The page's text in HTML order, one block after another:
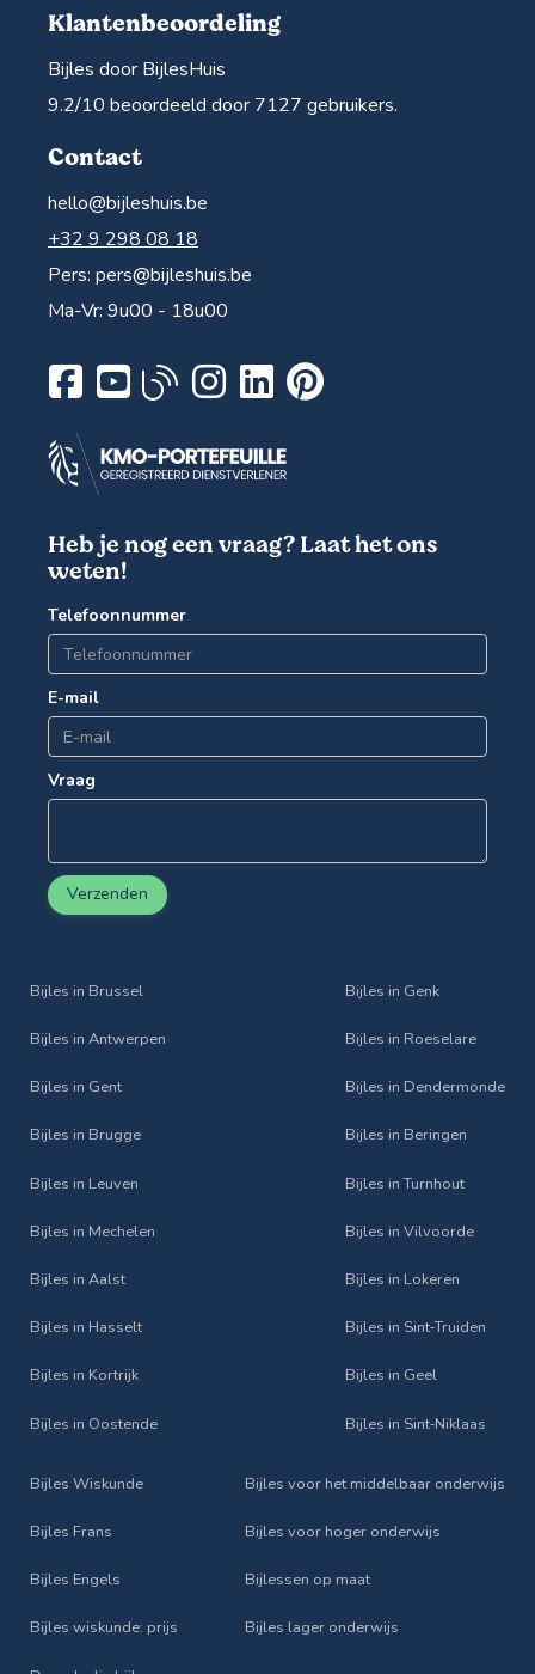
Klantenbeoordeling
Bijles door BijlesHuis
9.2/10 beoordeeld door 7127 gebruikers.
Contact
hello@bijleshuis.be
+32 9 298 08 18
Pers: pers@bijleshuis.be
Ma-Vr: 9u00 - 18u00
Heb je nog een vraag? Laat het ons
weten!
Telefoonnummer
E-mail
Vraag
Verzenden
Bijles in Brussel
Bijles in Antwerpen
Bijles in Gent
Bijles in Brugge
Bijles in Leuven
Bijles in Mechelen
Bijles in Aalst
Bijles in Hasselt
Bijles in Kortrijk
Bijles in Oostende
Bijles in Genk
Bijles in Roeselare
Bijles in Dendermonde
Bijles in Beringen
Bijles in Turnhout
Bijles in Vilvoorde
Bijles in Lokeren
Bijles in Sint‑Truiden
Bijles in Geel
Bijles in Sint‑Niklaas
Bijles Wiskunde
Bijles Frans
Bijles Engels
Bijles wiskunde: prijs
Bijles voor het middelbaar onderwijs
Bijles voor hoger onderwijs
Bijlessen op maat
Bijles lager onderwijs